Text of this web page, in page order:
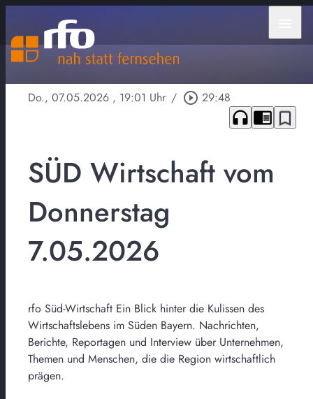
Do., 07.05.2026 , 19:01 Uhr / play_circle_outline 29:48
headphones chrome_reader_mode bookmark_border
SÜD Wirtschaft vom
Donnerstag
7.05.2026
rfo Süd-Wirtschaft Ein Blick hinter die Kulissen des
Wirtschaftslebens im Süden Bayern. Nachrichten,
Berichte, Reportagen und Interview über Unternehmen,
Themen und Menschen, die die Region wirtschaftlich
prägen.